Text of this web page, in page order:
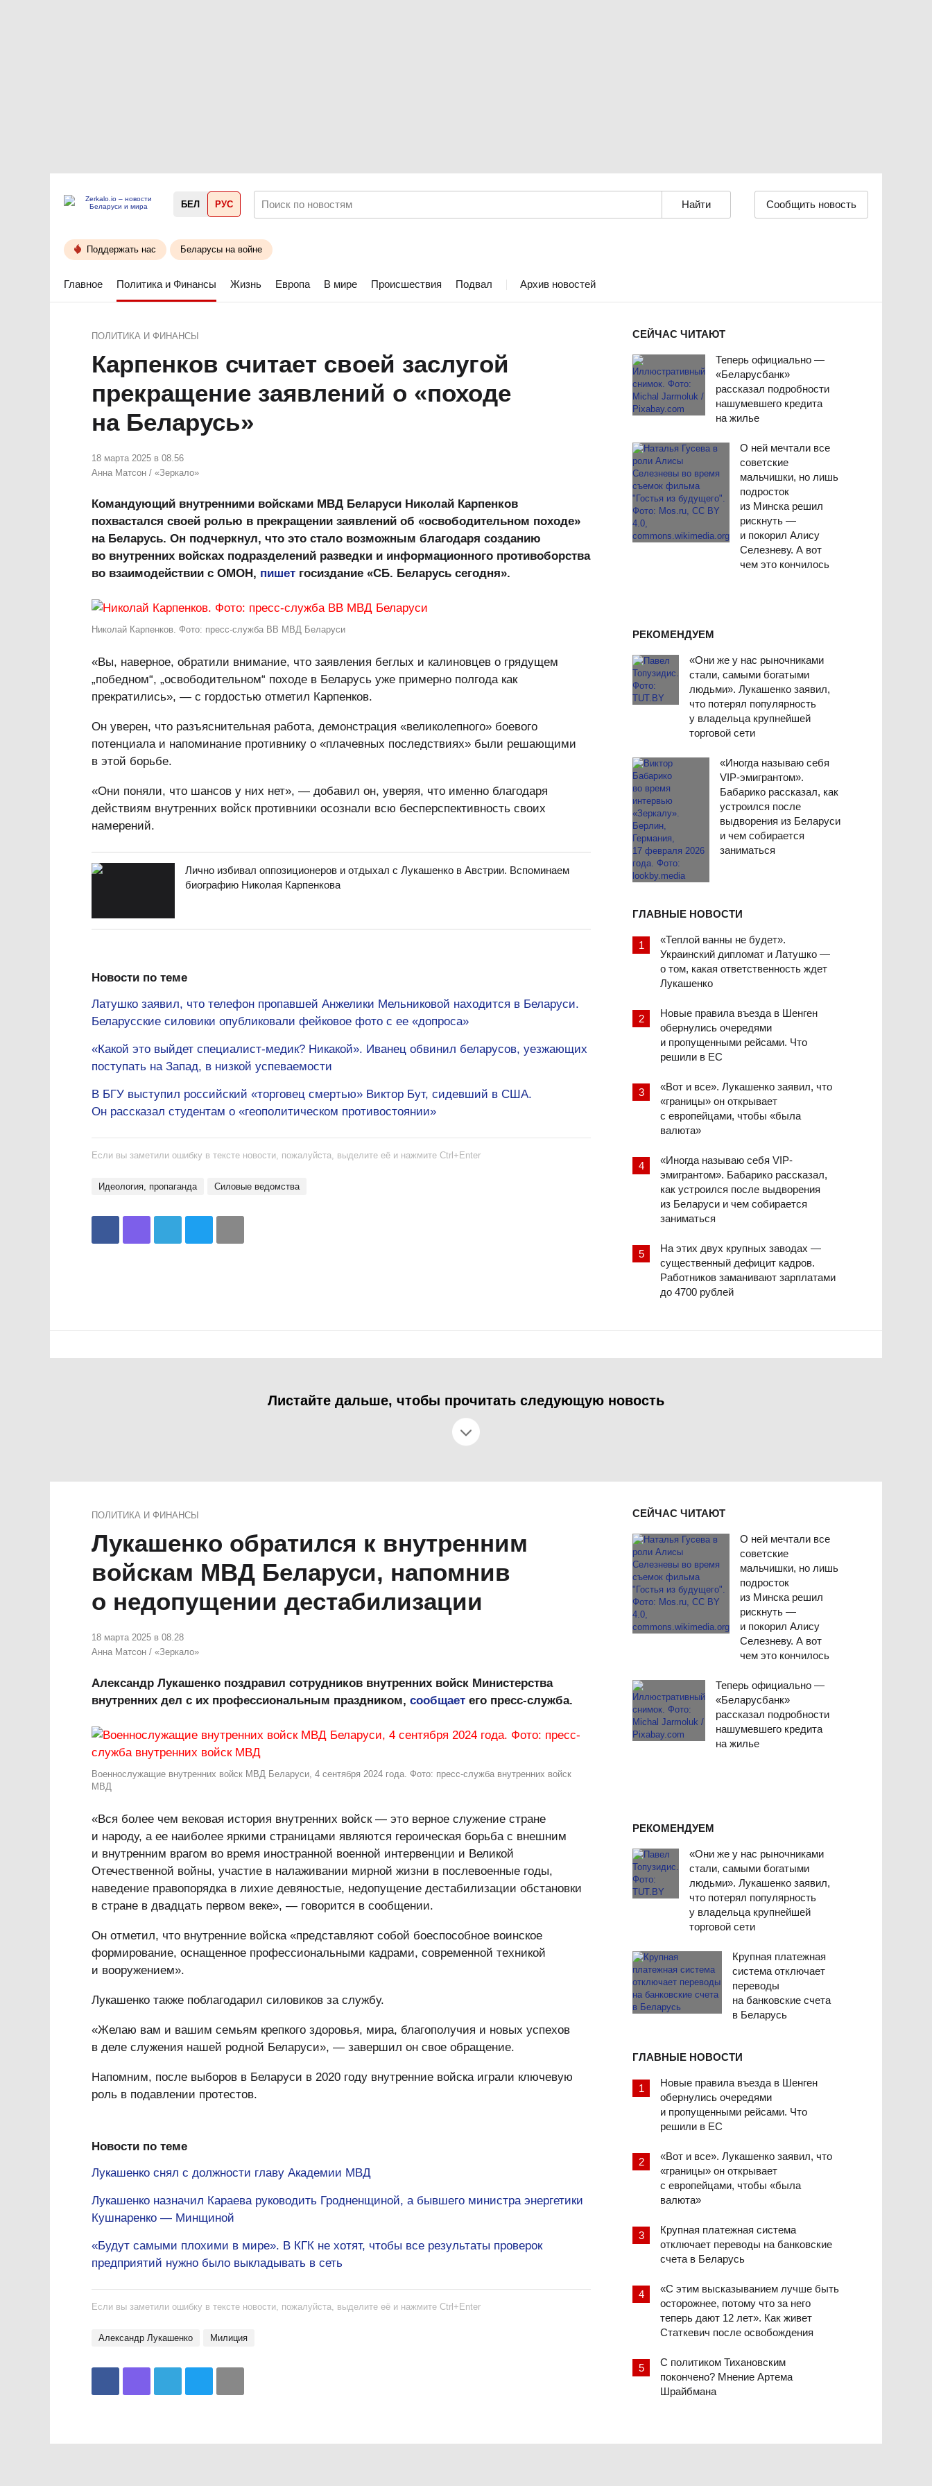
БЕЛ РУС Сообщить новость
Поддержать нас Беларусы на войне
Главное Политика и Финансы Жизнь Европа В мире Происшествия Подвал Архив новостей
СЕЙЧАС ЧИТАЮТ
Теперь официально —
«Беларусбанк»
рассказал подробности
нашумевшего кредита
на жилье
О ней мечтали все
советские
мальчишки, но лишь
подросток
из Минска решил
рискнуть —
и покорил Алису
Селезневу. А вот
чем это кончилось
РЕКОМЕНДУЕМ
«Они же у нас рыночниками
стали, самыми богатыми
людьми». Лукашенко заявил,
что потерял популярность
у владельца крупнейшей
торговой сети
«Иногда называю себя
VIP-эмигрантом».
Бабарико рассказал, как
устроился после
выдворения из Беларуси
и чем собирается
заниматься
ГЛАВНЫЕ НОВОСТИ
«Теплой ванны не будет».
Украинский дипломат и Латушко —
о том, какая ответственность ждет
Лукашенко
Новые правила въезда в Шенген
обернулись очередями
и пропущенными рейсами. Что
решили в ЕС
«Вот и все». Лукашенко заявил, что
«границы» он открывает
с европейцами, чтобы «была
валюта»
«Иногда называю себя VIP-
эмигрантом». Бабарико рассказал,
как устроился после выдворения
из Беларуси и чем собирается
заниматься
На этих двух крупных заводах —
существенный дефицит кадров.
Работников заманивают зарплатами
до 4700 рублей
ПОЛИТИКА И ФИНАНСЫ
Карпенков считает своей заслугой
прекращение заявлений о «походе
на Беларусь»
18 марта 2025 в 08.56
Анна Матсон / «Зеркало»
Командующий внутренними войсками МВД Беларуси Николай Карпенков
похвастался своей ролью в прекращении заявлений об «освободительном походе»
на Беларусь. Он подчеркнул, что это стало возможным благодаря созданию
во внутренних войсках подразделений разведки и информационного противоборства
во взаимодействии с ОМОН, пишет госиздание «СБ. Беларусь сегодня».
Николай Карпенков. Фото: пресс-служба ВВ МВД Беларуси
«Вы, наверное, обратили внимание, что заявления беглых и калиновцев о грядущем
„победном“, „освободительном“ походе в Беларусь уже примерно полгода как
прекратились», — с гордостью отметил Карпенков.
Он уверен, что разъяснительная работа, демонстрация «великолепного» боевого
потенциала и напоминание противнику о «плачевных последствиях» были решающими
в этой борьбе.
«Они поняли, что шансов у них нет», — добавил он, уверяя, что именно благодаря
действиям внутренних войск противники осознали всю бесперспективность своих
намерений.
Лично избивал оппозиционеров и отдыхал с Лукашенко в Австрии. Вспоминаем
биографию Николая Карпенкова
Новости по теме
Латушко заявил, что телефон пропавшей Анжелики Мельниковой находится в Беларуси.
Беларусские силовики опубликовали фейковое фото с ее «допроса»
«Какой это выйдет специалист-медик? Никакой». Иванец обвинил беларусов, уезжающих
поступать на Запад, в низкой успеваемости
В БГУ выступил российский «торговец смертью» Виктор Бут, сидевший в США.
Он рассказал студентам о «геополитическом противостоянии»
Если вы заметили ошибку в тексте новости, пожалуйста, выделите её и нажмите Ctrl+Enter
идеология, пропаганда силовые ведомства
Листайте дальше, чтобы прочитать следующую новость